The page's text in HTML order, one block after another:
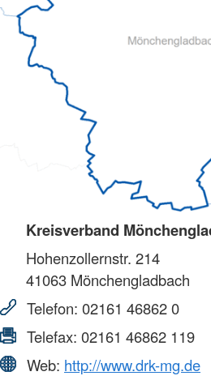
Kreisverband
Hohenzollernstr. 214
41063 Mönchengladbach
Telefon: 02161 46862 0
Telefax: 02161 46862 119
Web: http://www.drk-mg.de